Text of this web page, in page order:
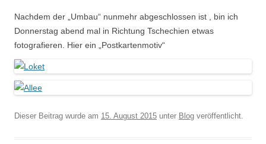
Nachdem der „Umbau“ nunmehr abgeschlossen ist , bin ich
Donnerstag abend mal in Richtung Tschechien etwas
fotografieren. Hier ein „Postkartenmotiv“
Dieser Beitrag wurde am 15. August 2015 unter Blog veröffentlicht.